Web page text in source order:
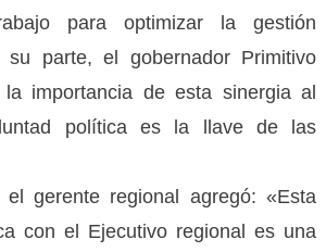
para optimizar la gestión
su parte, el gobernador Primitivo
la importancia de esta sinergia al
política es la llave de las
gerente regional agregó: «Esta
con el Ejecutivo regional es una